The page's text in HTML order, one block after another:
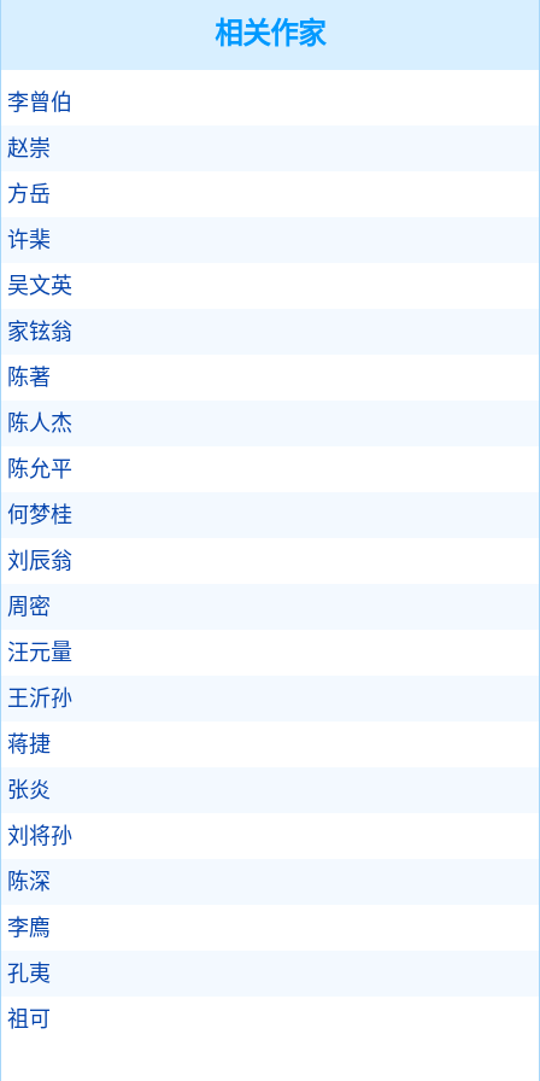
相关作家
李曾伯
赵崇
方岳
许棐
吴文英
家铉翁
陈著
陈人杰
陈允平
何梦桂
刘辰翁
周密
汪元量
王沂孙
蒋捷
张炎
刘将孙
陈深
李廌
孔夷
祖可